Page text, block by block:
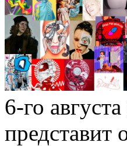
6-го
представит